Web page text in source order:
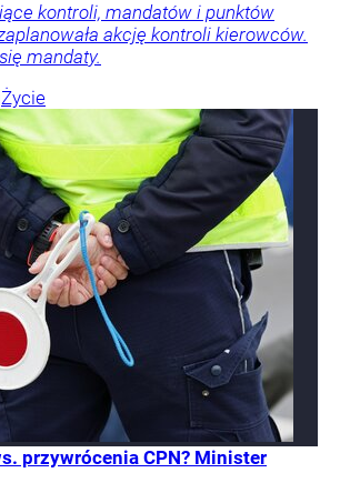
kontroli, mandatów i punktów
akcję kontroli kierowców.
mandaty.
Życie
przywrócenia CPN? Minister